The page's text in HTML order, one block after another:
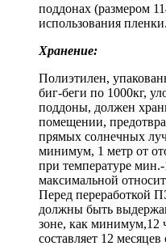
поддонах (размером
использования пленки.
Хранение:
Полиэтилен,
биг-беги по 1000кг,
поддоны, должен
помещении,
прямых солнечных
минимум, 1 метр от
при температуре мин.-
максимальной
Перед переработкой
должны быть
зоне, как минимум,12
составляет 12